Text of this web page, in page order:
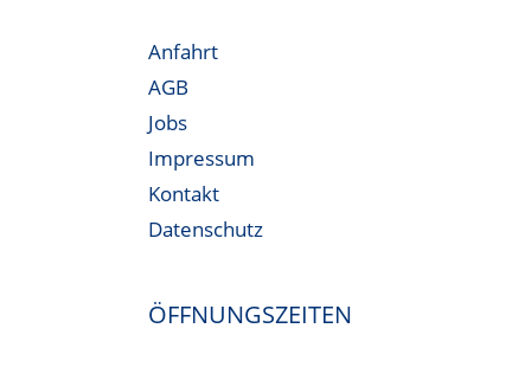
Anfahrt
AGB
Jobs
Impressum
Kontakt
Datenschutz
ÖFFNUNGSZEITEN